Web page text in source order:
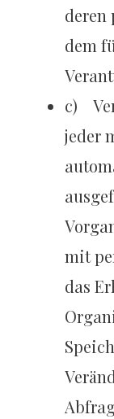
deren
dem
c)
jeder
mit
das